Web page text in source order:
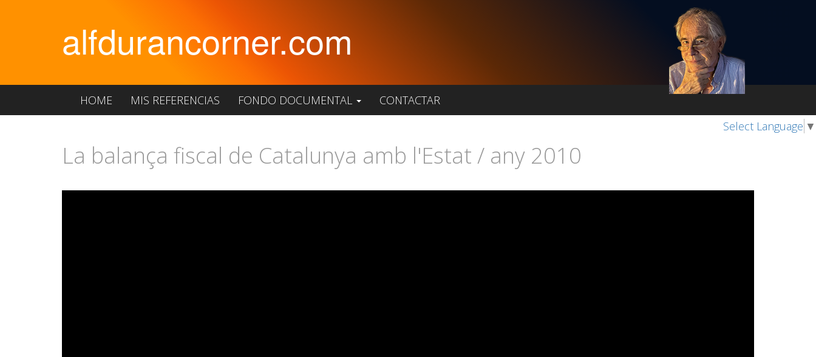
alfdurancorner.com
HOME MIS REFERENCIAS FONDO DOCUMENTAL
CONTACTAR
Select Language ▼
La balança fiscal de Catalunya amb l'Estat / any 2010